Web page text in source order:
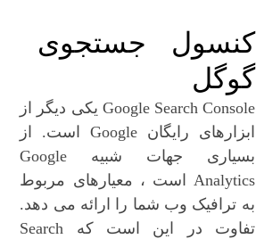
کنسول جستجوی
گوگل
Google Search Console یکی دیگر از
ابزارهای رایگان Google است. از
بسیاری جهات شبیه Google
Analytics است ، معیارهای مربوط
به ترافیک وب شما را ارائه می دهد.
تفاوت در این است که Search